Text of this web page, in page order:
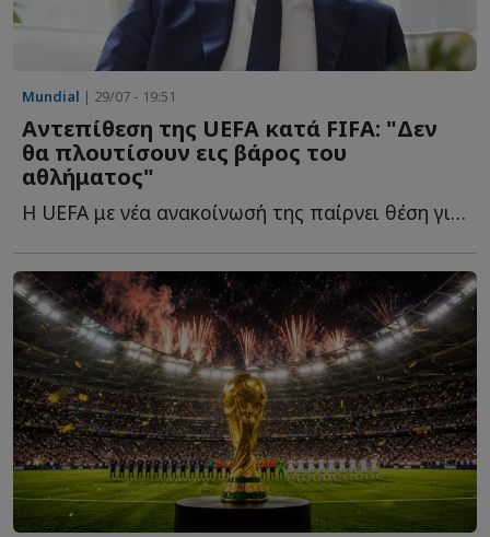
Mundial | 29/07 - 19:51
Αντεπίθεση της UEFA κατά FIFA: "Δεν
θα πλουτίσουν εις βάρος του
αθλήματος"
Η UEFA με νέα ανακοίνωσή της παίρνει θέση για τη διορία π...